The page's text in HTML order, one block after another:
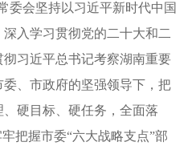
委会坚持以习近平新时代中国
入学习贯彻党的二十大和二
习近平总书记考察湖南重要
、市政府的坚强领导下，把
硬目标、硬任务，全面落
把握市委“六大战略支点”部